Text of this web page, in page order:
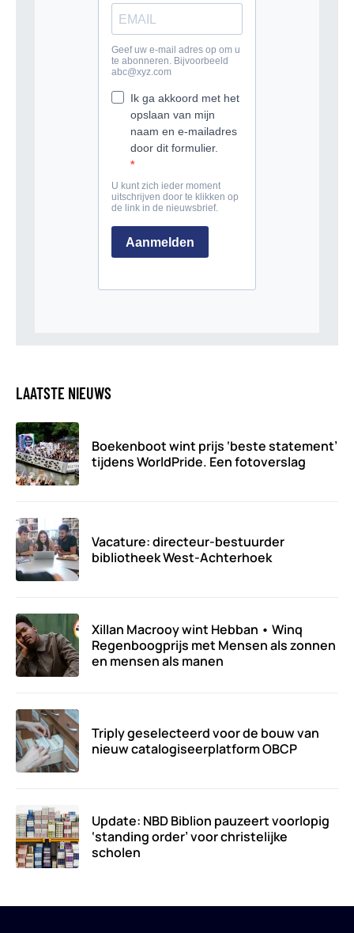
LAATSTE NIEUWS
Boekenboot wint prijs ‘beste statement’
tijdens WorldPride. Een fotoverslag
Vacature: directeur-bestuurder
bibliotheek West-Achterhoek
Xillan Macrooy wint Hebban • Winq
Regenboogprijs met Mensen als zonnen
en mensen als manen
Triply geselecteerd voor de bouw van
nieuw catalogiseerplatform OBCP
Update: NBD Biblion pauzeert voorlopig
‘standing order’ voor christelijke
scholen